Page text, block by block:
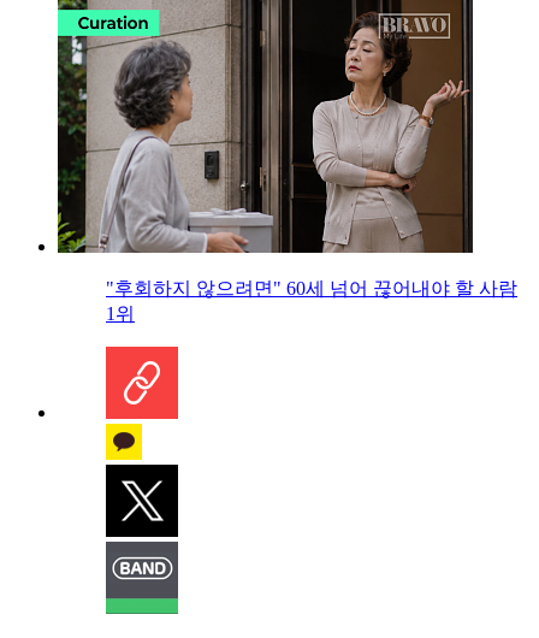
"후회하지 않으려면" 60세 넘어 끊어내야 할 사람
1위